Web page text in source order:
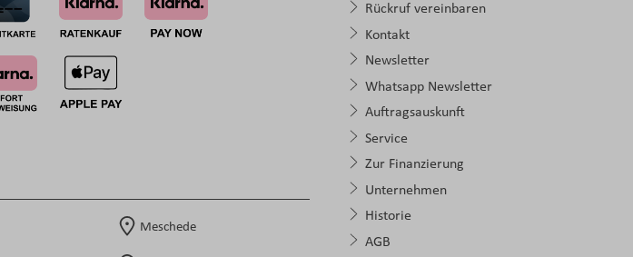
Meschede
Rückruf vereinbaren
Kontakt
Newsletter
Whatsapp Newsletter
Auftragsauskunft
Service
Zur Finanzierung
Unternehmen
Historie
AGB